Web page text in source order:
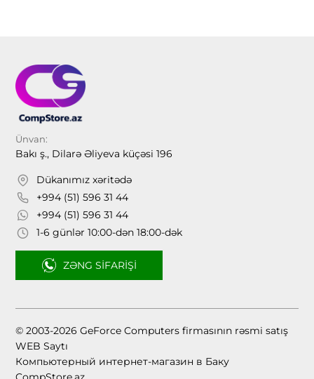
Ünvan:
Bakı ş., Dilarə Əliyeva küçəsi 196
Dükanımız xəritədə
+994 (51) 596 31 44
+994 (51) 596 31 44
1-6 günlər 10:00-dən 18:00-dək
ZƏNG SIFARIŞI
© 2003-2026 GeForce Computers firmasının rəsmi satış
WEB Saytı
Компьютерный интернет-магазин в Баку